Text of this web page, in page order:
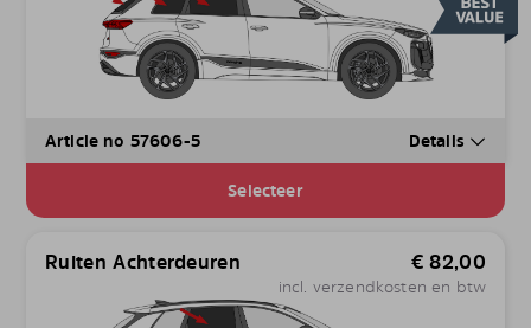
Article no 57606-5 Details
Selecteer
Ruiten Achterdeuren € 82,00
incl. verzendkosten en btw